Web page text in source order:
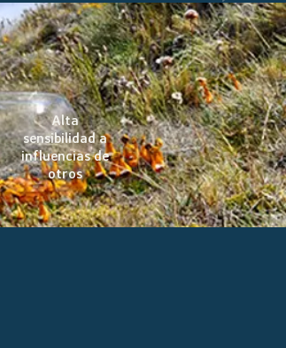
Alta
sensibilidad a
influencias de
otros